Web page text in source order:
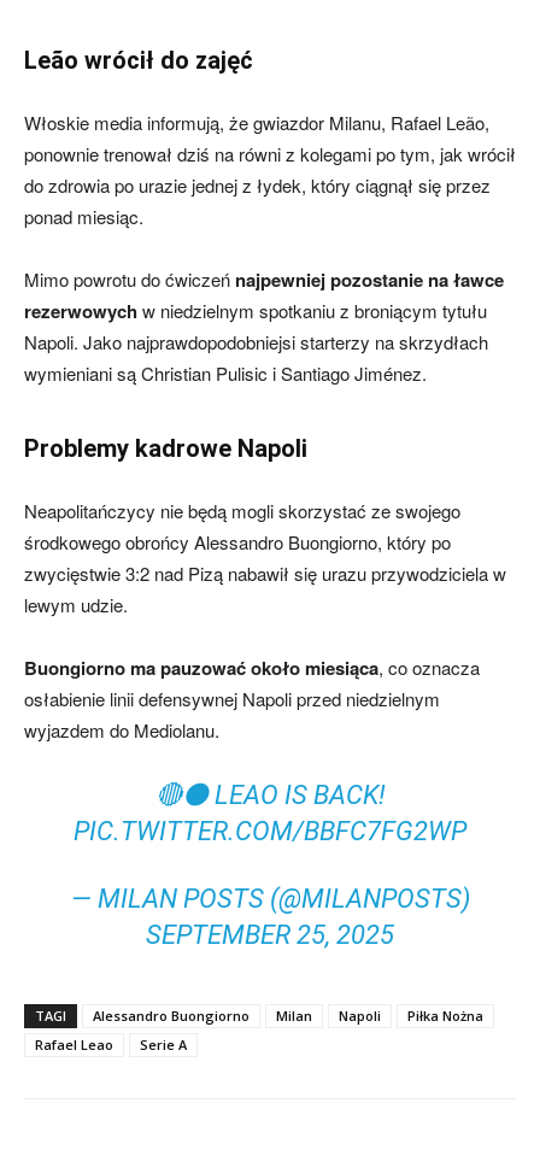
Leão wrócił do zajęć
Włoskie media informują, że gwiazdor Milanu, Rafael Leão,
ponownie trenował dziś na równi z kolegami po tym, jak wrócił
do zdrowia po urazie jednej z łydek, który ciągnął się przez
ponad miesiąc.
Mimo powrotu do ćwiczeń najpewniej pozostanie na ławce
rezerwowychw niedzielnym spotkaniu z broniącym tytułu
Napoli. Jako najprawdopodobniejsi starterzy na skrzydłach
wymieniani są Christian Pulisic i Santiago Jiménez.
Problemy kadrowe Napoli
Neapolitańczycy nie będą mogli skorzystać ze swojego
środkowego obrońcy Alessandro Buongiorno, który po
zwycięstwie 3:2 nad Pizą nabawił się urazu przywodziciela w
lewym udzie.
Buongiorno ma pauzować około miesiąca, co oznacza
osłabienie linii defensywnej Napoli przed niedzielnym
wyjazdem do Mediolanu.
🔴⚫️ LEAO IS BACK!
PIC.TWITTER.COM/BBFC7FG2WP
— MILAN POSTS (@MILANPOSTS)
SEPTEMBER 25, 2025
TAGI Alessandro Buongiorno Milan Napoli
Piłka Nożna
Rafael Leao
Serie A